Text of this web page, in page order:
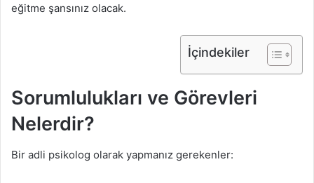
eğitme şansınız olacak.
İçindekiler
Sorumlulukları ve Görevleri
Nelerdir?
Bir adli psikolog olarak yapmanız gerekenler: